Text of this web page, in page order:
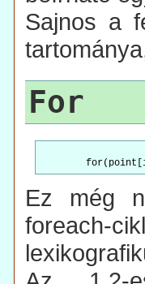
Sajnos a
For
Ez még
foreach-